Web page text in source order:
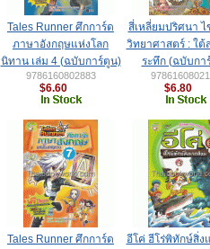
Tales Runner ศึกการ์ด
ภาษาอังกฤษแห่งโลก
นิทาน เล่ม 4 (ฉบับการ์ตูน)
9786160802883
$6.60
สี่เหลี่ยมปริศนา
วิทยาศาสตร์ : ใต้
ระทึก (ฉบับกา
$6.80
Tales Runner ศึกการ์ด
อีโค่ ฮีโร่พิทักษ์สิ่ง